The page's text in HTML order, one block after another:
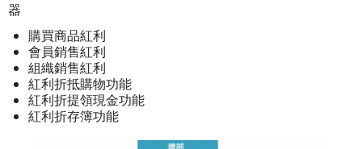
器
購買商品紅利
會員銷售紅利
組織銷售紅利
紅利折抵購物功能
紅利折提領現金功能
紅利折存簿功能